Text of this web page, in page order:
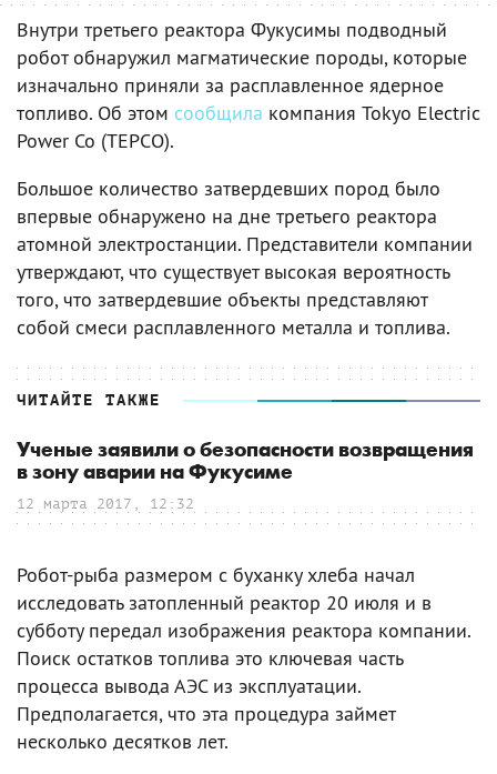
Внутри третьего реактора Фукусимы подводный
робот обнаружил магматические породы, которые
изначально приняли за расплавленное ядерное
топливо. Об этом сообщила компания Tokyo Electric
Power Co (TEPCO).
Большое количество затвердевших пород было
впервые обнаружено на дне третьего реактора
атомной электростанции. Представители компании
утверждают, что существует высокая вероятность
того, что затвердевшие объекты представляют
собой смеси расплавленного металла и топлива.
ЧИТАЙТЕ ТАКЖЕ
Ученые заявили о безопасности возвращения
в зону аварии на Фукусиме
12 марта 2017, 12:32
Робот-рыба размером с буханку хлеба начал
исследовать затопленный реактор 20 июля и в
субботу передал изображения реактора компании.
Поиск остатков топлива это ключевая часть
процесса вывода АЭС из эксплуатации.
Предполагается, что эта процедура займет
несколько десятков лет.